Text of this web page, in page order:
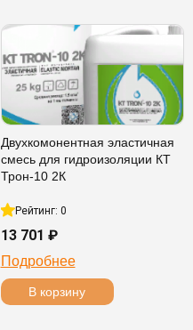
Двухкомонентная эластичная
смесь для гидроизоляции КТ
Трон-10 2К
Рейтинг: 0
13 701 ₽
Подробнее
В корзину